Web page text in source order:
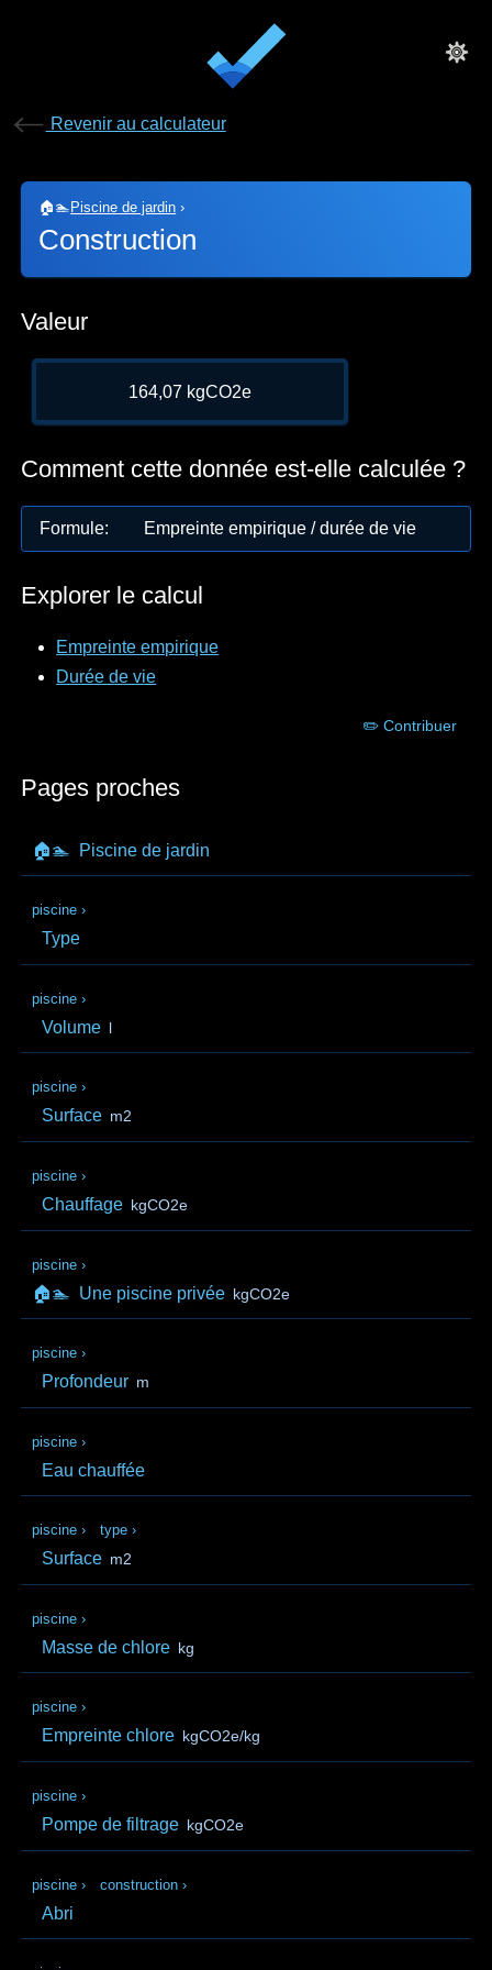
Revenir au calculateur
🏠🏊 Piscine de jardin ›
Construction
Valeur
164,07 kgCO2e
Comment cette donnée est-elle calculée ?
Formule: Empreinte empirique / durée de vie
Explorer le calcul
Empreinte empirique
Durée de vie
✏️ Contribuer
Pages proches
🏠🏊 Piscine de jardin
piscine ›
Type
piscine ›
Volume l
piscine ›
Surface m2
piscine ›
Chauffage kgCO2e
piscine ›
🏠🏊 Une piscine privée kgCO2e
piscine ›
Profondeur m
piscine ›
Eau chauffée
piscine › type ›
Surface m2
piscine ›
Masse de chlore kg
piscine ›
Empreinte chlore kgCO2e/kg
piscine ›
Pompe de filtrage kgCO2e
piscine › construction ›
Abri